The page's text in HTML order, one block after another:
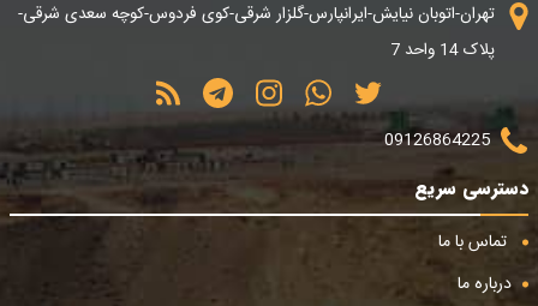
تهران-اتوبان نیایش-ایرانپارس-گلزار شرقی-کوی فردوس-کوچه سعدی شرقی-
پلاک 14 واحد 7
09126864225
دسترسی سریع
تماس با ما
درباره ما